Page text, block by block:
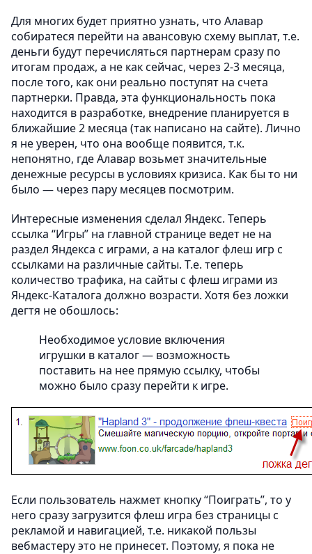
Для многих будет приятно узнать, что Алавар
собиратеся перейти на авансовую схему выплат, т.е.
деньги будут перечисляться партнерам сразу по
итогам продаж, а не как сейчас, через 2-3 месяца,
после того, как они реально поступят на счета
партнерки. Правда, эта функциональность пока
находится в разработке, внедрение планируется в
ближайшие 2 месяца (так написано на сайте). Лично
я не уверен, что она вообще появится, т.к.
непонятно, где Алавар возьмет значительные
денежные ресурсы в условиях кризиса. Как бы то ни
было — через пару месяцев посмотрим.
Интересные изменения сделал Яндекс. Теперь
ссылка “Игры” на главной странице ведет не на
раздел Яндекса с играми, а на каталог флеш игр с
ссылками на различные сайты. Т.е. теперь
количество трафика, на сайты с флеш играми из
Яндекс-Каталога должно возрасти. Хотя без ложки
дегтя не обошлось:
Необходимое условие включения
игрушки в каталог — возможность
поставить на нее прямую ссылку, чтобы
можно было сразу перейти к игре.
Если пользователь нажмет кнопку “Поиграть”, то у
него сразу загрузится флеш игра без страницы с
рекламой и навигацией, т.е. никакой пользы
вебмастеру это не принесет. Поэтому, я пока не